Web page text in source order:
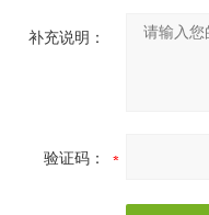
补充说明：
验证码：